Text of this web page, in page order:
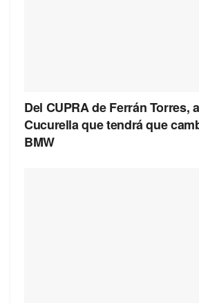
Del CUPRA de Ferrán Torres,
Cucurella que tendrá que
BMW